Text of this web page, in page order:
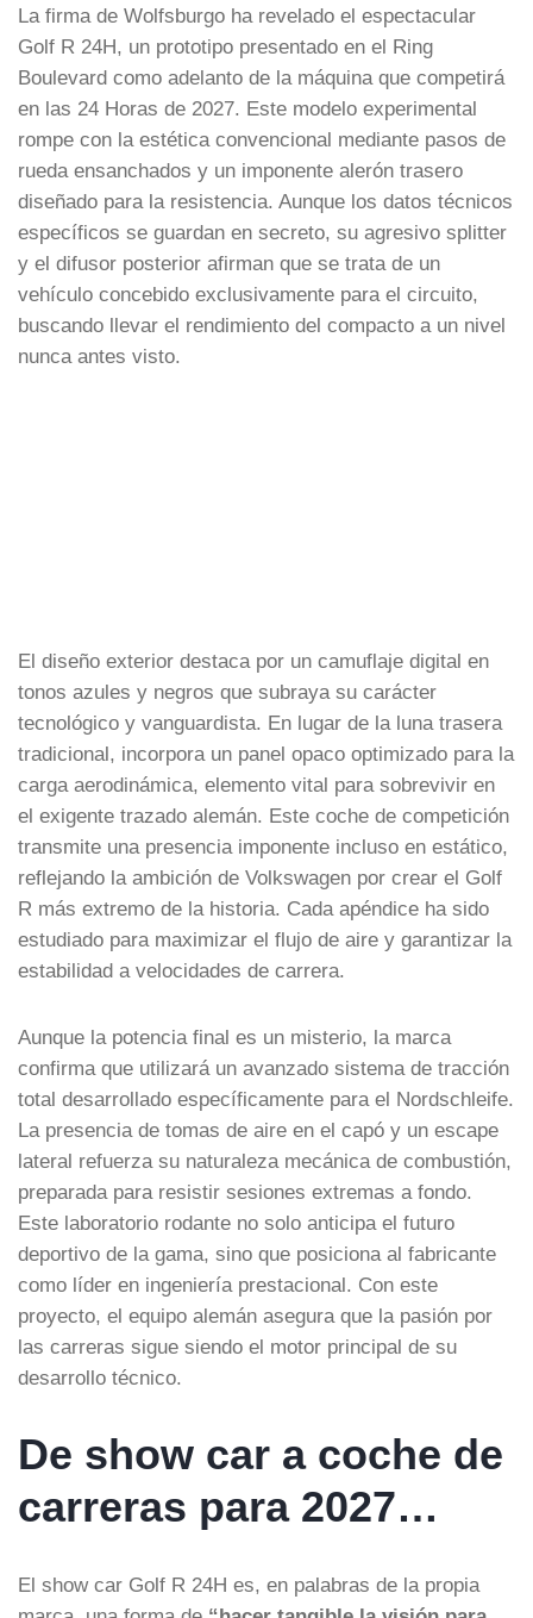
La firma de Wolfsburgo ha revelado el espectacular
Golf R 24H, un prototipo presentado en el Ring
Boulevard como adelanto de la máquina que competirá
en las 24 Horas de 2027. Este modelo experimental
rompe con la estética convencional mediante pasos de
rueda ensanchados y un imponente alerón trasero
diseñado para la resistencia. Aunque los datos técnicos
específicos se guardan en secreto, su agresivo splitter
y el difusor posterior afirman que se trata de un
vehículo concebido exclusivamente para el circuito,
buscando llevar el rendimiento del compacto a un nivel
nunca antes visto.
El diseño exterior destaca por un camuflaje digital en
tonos azules y negros que subraya su carácter
tecnológico y vanguardista. En lugar de la luna trasera
tradicional, incorpora un panel opaco optimizado para la
carga aerodinámica, elemento vital para sobrevivir en
el exigente trazado alemán. Este coche de competición
transmite una presencia imponente incluso en estático,
reflejando la ambición de Volkswagen por crear el Golf
R más extremo de la historia. Cada apéndice ha sido
estudiado para maximizar el flujo de aire y garantizar la
estabilidad a velocidades de carrera.
Aunque la potencia final es un misterio, la marca
confirma que utilizará un avanzado sistema de tracción
total desarrollado específicamente para el Nordschleife.
La presencia de tomas de aire en el capó y un escape
lateral refuerza su naturaleza mecánica de combustión,
preparada para resistir sesiones extremas a fondo.
Este laboratorio rodante no solo anticipa el futuro
deportivo de la gama, sino que posiciona al fabricante
como líder en ingeniería prestacional. Con este
proyecto, el equipo alemán asegura que la pasión por
las carreras sigue siendo el motor principal de su
desarrollo técnico.
De show car a coche de
carreras para 2027…
El show car Golf R 24H es, en palabras de la propia